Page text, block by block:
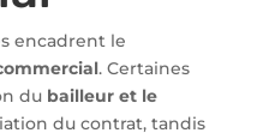
encadrent le
. Certaines
du bailleur et le
du contrat, tandis